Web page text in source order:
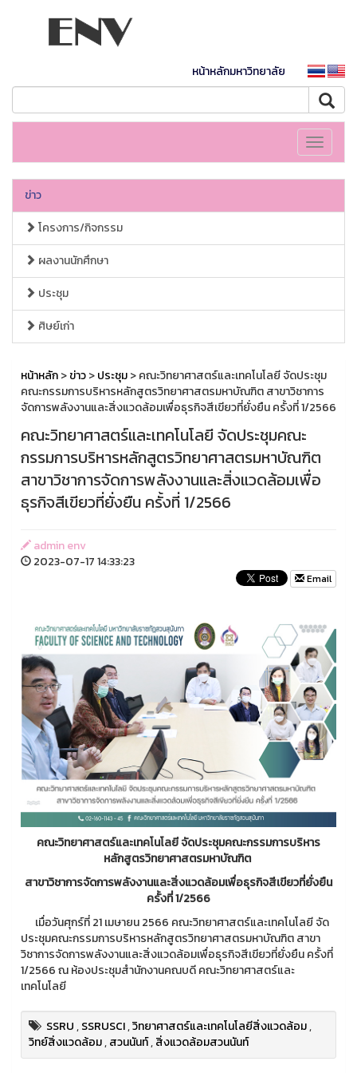
หน้าหลักมหาวิทยาลัย
Toggle
ข่าว
โครงการ/กิจกรรม
ผลงานนักศึกษา
ประชุม
ศิษย์เก่า
หน้าหลัก>ข่าว>ประชุม> คณะวิทยาศาสตร์และเทคโนโลยี จัดประชุม
คณะกรรมการบริหารหลักสูตรวิทยาศาสตรมหาบัณฑิต สาขาวิชาการ
จัดการพลังงานและสิ่งแวดล้อมเพื่อธุรกิจสีเขียวที่ยั่งยืน ครั้งที่ 1/2566
คณะวิทยาศาสตร์และเทคโนโลยี จัดประชุมคณะ
กรรมการบริหารหลักสูตรวิทยาศาสตรมหาบัณฑิต
สาขาวิชาการจัดการพลังงานและสิ่งแวดล้อมเพื่อ
ธุรกิจสีเขียวที่ยั่งยืน ครั้งที่ 1/2566
admin env
2023-07-17 14:33:23
Email
คณะวิทยาศาสตร์และเทคโนโลยี จัดประชุมคณะกรรมการบริหาร
หลักสูตรวิทยาศาสตรมหาบัณฑิต
สาขาวิชาการจัดการพลังงานและสิ่งแวดล้อมเพื่อธุรกิจสีเขียวที่ยั่งยืน
ครั้งที่ 1/2566
เมื่อวันศุกร์ที่ 21 เมษายน 2566 คณะวิทยาศาสตร์และเทคโนโลยี จัด
ประชุมคณะกรรมการบริหารหลักสูตรวิทยาศาสตรมหาบัณฑิต สาขา
วิชาการจัดการพลังงานและสิ่งแวดล้อมเพื่อธุรกิจสีเขียวที่ยั่งยืน ครั้งที่
1/2566 ณ ห้องประชุมสำนักงานคณบดี คณะวิทยาศาสตร์และ
เทคโนโลยี
SSRU,SSRUSCI,วิทยาศาสตร์และเทคโนโลยีสิ่งแวดล้อม,
วิทย์สิ่งแวดล้อม,สวนนันท์,สิ่งแวดล้อมสวนนันท์